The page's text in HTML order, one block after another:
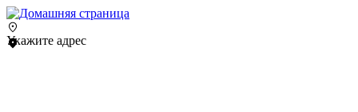
Укажите адрес